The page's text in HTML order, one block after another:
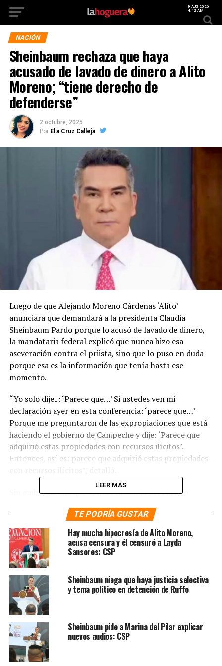
9 AUG 2026
4:42 AM
NACIÓN
Sheinbaum rechaza que haya
acusado de lavado de dinero a Alito
Moreno; “tiene derecho de
defenderse”
2 octubre, 2025
Por Elia Cruz Calleja
Luego de que Alejando Moreno Cárdenas ‘Alito’
anunciara que demandará a la presidenta Claudia
Sheinbaum Pardo porque lo acusó de lavado de dinero,
la mandataria federal explicó que nunca hizo esa
aseveración contra el priista, sino que lo puso en duda
porque esa es la información que tenía hasta ese
momento.
“Yo solo dije..: ‘Parece que…’ Si ustedes ven mi
declaración ayer en esta conferencia: ‘parece que…’
Porque me preguntaron de las expropiaciones que está
haciendo el gobierno de Campeche y dije: ‘Parece que
adquirió estas propiedades con recursos ilícitos’.
Entonces, así es: parece que adquirió estas propiedades
Sin embargo, dijo que el líder nacional del Partido
defenderse como cualquier otro ciudadano ante un acto
de autoridad.
Este miércoles, la presidenta efectivamente se refirió al
caso de la expropiación que hizo el gobierno de
Campeche, encabezado por la morenista Layda Sansores
San Román, de propiedades de cercanos a Alejandro
Moreno, entre ellos su madre. Sobre ello, dijo hasta que
donde sabe esos predios estarían ligados a casos de
lavado de dinero.
“Entiendo que cambiaron la ley, ellos, ¿no?, en
Campeche. Lo que entiendo es que son propiedades
LEER MÁS
TE PODRÍA GUSTAR
Hay mucha hipocresía de Alito Moreno,
acusa censura y él censuró a Layda
Sansores: CSP
Sheinbaum niega que haya justicia selectiva
y tema político en detención de Ruffo
Sheinbaum pide a Marina del Pilar explicar
nuevos audios: CSP